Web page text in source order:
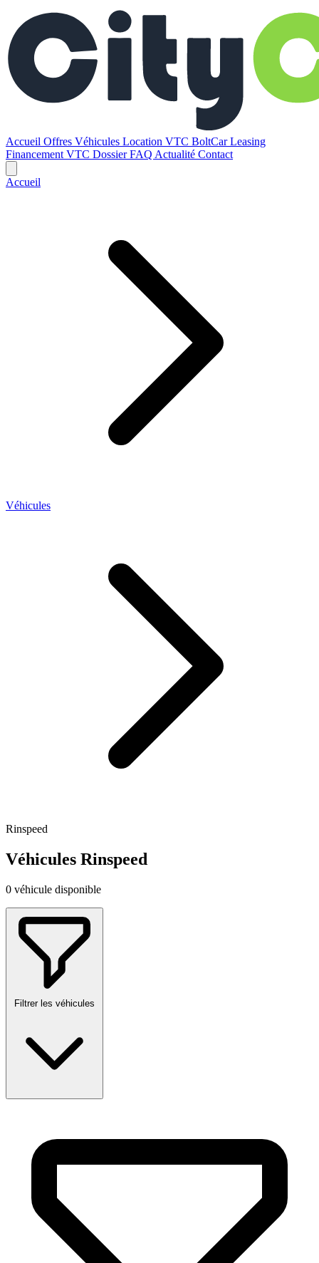
Accueil Offres Véhicules Location VTC BoltCarLeasing
Financement VTC DossierFAQ Actualité Contact
Accueil
Véhicules
Rinspeed
Véhicules Rinspeed
0 véhicule disponible
Filtrer les véhicules